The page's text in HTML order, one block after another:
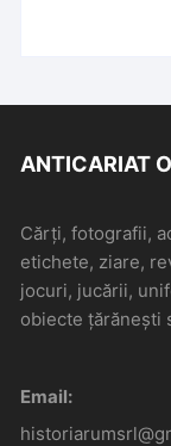
ANTICARIAT
Cărți, fotografii,
etichete, ziare,
jocuri, jucării,
obiecte țărănești
Email: